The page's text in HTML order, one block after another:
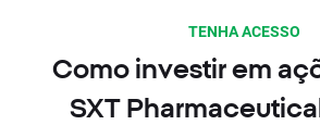
TENHA ACESSO
Como investir em
SXT